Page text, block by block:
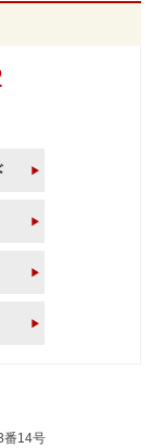
番14号